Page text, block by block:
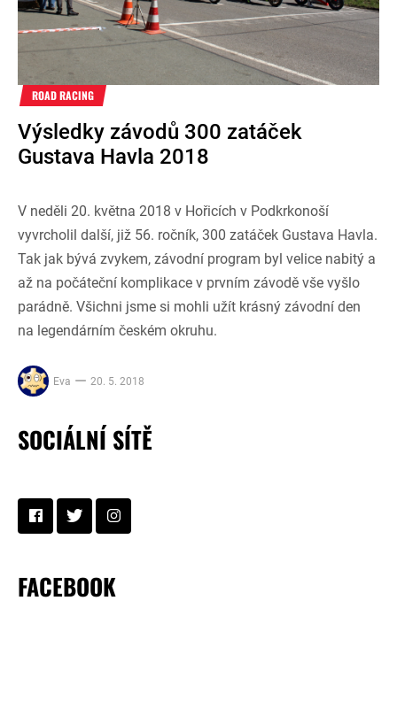
ROAD RACING
Výsledky závodů 300 zatáček
Gustava Havla 2018
V neděli 20. května 2018 v Hořicích v Podkrkonoší
vyvrcholil další, již 56. ročník, 300 zatáček Gustava Havla.
Tak jak bývá zvykem, závodní program byl velice nabitý a
až na počáteční komplikace v prvním závodě vše vyšlo
parádně. Všichni jsme si mohli užít krásný závodní den
na legendárním českém okruhu.
Eva 20. 5. 2018
SOCIÁLNÍ SÍTĚ
FACEBOOK